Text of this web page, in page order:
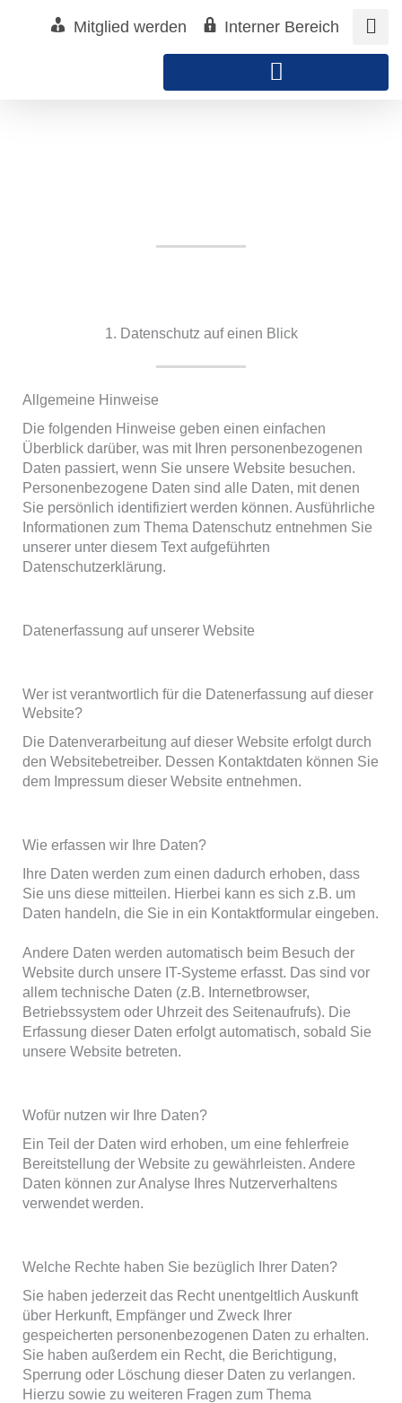
Mitglied werden Interner Bereich
1. Datenschutz auf einen Blick
Allgemeine Hinweise
Die folgenden Hinweise geben einen einfachen
Überblick darüber, was mit Ihren personenbezogenen
Daten passiert, wenn Sie unsere Website besuchen.
Personenbezogene Daten sind alle Daten, mit denen
Sie persönlich identifiziert werden können. Ausführliche
Informationen zum Thema Datenschutz entnehmen Sie
unserer unter diesem Text aufgeführten
Datenschutzerklärung.
Datenerfassung auf unserer Website
Wer ist verantwortlich für die Datenerfassung auf dieser
Website?
Die Datenverarbeitung auf dieser Website erfolgt durch
den Websitebetreiber. Dessen Kontaktdaten können Sie
dem Impressum dieser Website entnehmen.
Wie erfassen wir Ihre Daten?
Ihre Daten werden zum einen dadurch erhoben, dass
Sie uns diese mitteilen. Hierbei kann es sich z.B. um
Daten handeln, die Sie in ein Kontaktformular eingeben.
Andere Daten werden automatisch beim Besuch der
Website durch unsere IT-Systeme erfasst. Das sind vor
allem technische Daten (z.B. Internetbrowser,
Betriebssystem oder Uhrzeit des Seitenaufrufs). Die
Erfassung dieser Daten erfolgt automatisch, sobald Sie
unsere Website betreten.
Wofür nutzen wir Ihre Daten?
Ein Teil der Daten wird erhoben, um eine fehlerfreie
Bereitstellung der Website zu gewährleisten. Andere
Daten können zur Analyse Ihres Nutzerverhaltens
verwendet werden.
Welche Rechte haben Sie bezüglich Ihrer Daten?
Sie haben jederzeit das Recht unentgeltlich Auskunft
über Herkunft, Empfänger und Zweck Ihrer
gespeicherten personenbezogenen Daten zu erhalten.
Sie haben außerdem ein Recht, die Berichtigung,
Sperrung oder Löschung dieser Daten zu verlangen.
Hierzu sowie zu weiteren Fragen zum Thema